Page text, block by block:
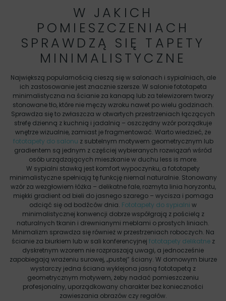
W JAKICH
POMIESZCZENIACH
SPRAWDZĄ SIĘ TAPETY
MINIMALISTYCZNE
Największą popularnością cieszą się w salonach i sypialniach, ale
ich zastosowanie jest znacznie szersze. W salonie fototapeta
minimalistyczna na ścianie za kanapą lub za telewizorem tworzy
stonowane tło, które nie męczy wzroku nawet po wielu godzinach.
Sprawdza się to zwłaszcza w otwartych przestrzeniach łączących
strefę dzienną z kuchnią i jadalnią – oszczędny wzór porządkuje
wnętrze wizualnie, zamiast je fragmentować. Warto wiedzieć, że
fototapety do salonu z subtelnym motywem geometrycznym lub
gradientem są jednym z częściej wybieranych rozwiązań wśród
osób urządzających mieszkanie w duchu less is more.
W sypialni stawką jest komfort wypoczynku, a fototapety
minimalistyczne spełniają tę funkcję niemal naturalnie. Stonowany
wzór za wezgłowiem łóżka – delikatne fale, rozmyta linia horyzontu,
miękki gradient od bieli do jasnego szarego – wycisza i pomaga
odciąć się od bodźców dnia. Fototapety do sypialni w
minimalistycznej konwencji dobrze współgrają z pościelą z
naturalnych tkanin i drewnianymi meblami o prostych liniach.
Minimalizm sprawdza się również w przestrzeniach roboczych. Na
ścianie za biurkiem lub w sali konferencyjnej fototapety delikatnez
dyskretnym wzorem nie rozpraszają uwagi, a jednocześnie
zapobiegają wrażeniu surowej, „pustej” ściany. W domowym biurze
wystarczy jedna ściana wyklejona jasną fototapetą z
geometrycznym motywem, żeby nadać pomieszczeniu
profesjonalny, uporządkowany charakter bez konieczności
zawieszania obrazów czy regałów.